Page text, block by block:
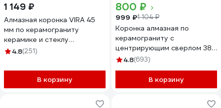
1 149 ₽
Алмазная коронка VIRA 45
мм по керамограниту
керамике и стеклу
трехгранный хвостовик
4.8(251)
В корзину
800 ₽
999 ₽1 104 ₽
Коронка алмазная по
керамограниту с
центрирующим сверлом 38
мм Diamond Industrial
4.8(693)
В корзину